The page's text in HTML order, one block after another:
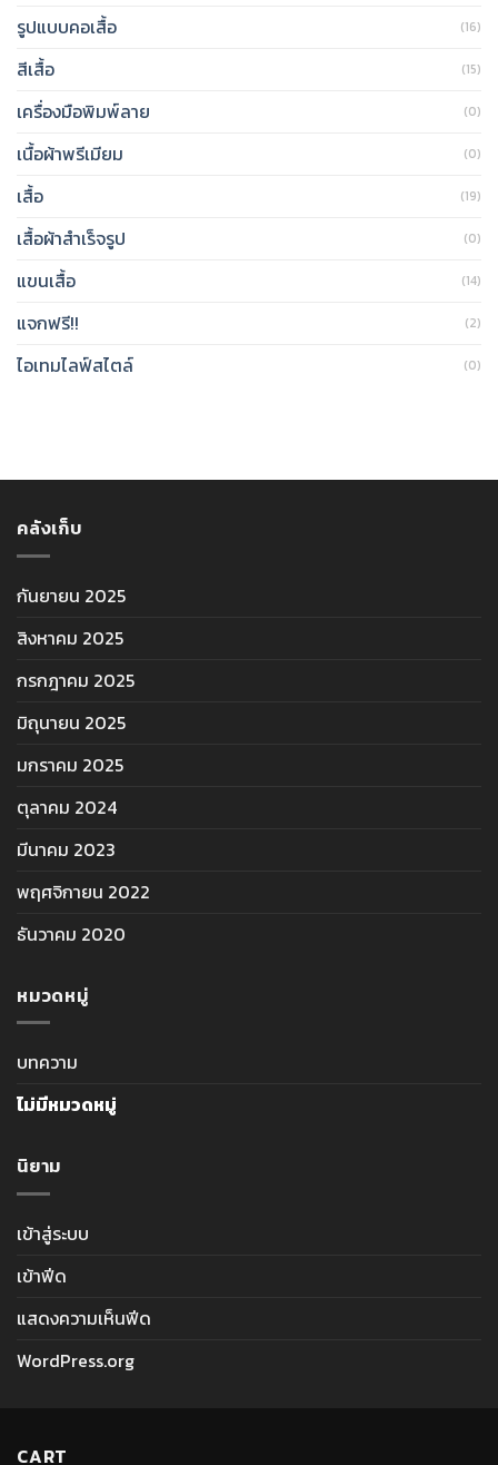
รูปแบบคอเสื้อ (16)
สีเสื้อ (15)
เครื่องมือพิมพ์ลาย (0)
เนื้อผ้าพรีเมียม (0)
เสื้อ (19)
เสื้อผ้าสำเร็จรูป (0)
แขนเสื้อ (14)
แจกฟรี!! (2)
ไอเทมไลฟ์สไตล์ (0)
คลังเก็บ
กันยายน 2025
สิงหาคม 2025
กรกฎาคม 2025
มิถุนายน 2025
มกราคม 2025
ตุลาคม 2024
มีนาคม 2023
พฤศจิกายน 2022
ธันวาคม 2020
หมวดหมู่
บทความ
ไม่มีหมวดหมู่
นิยาม
เข้าสู่ระบบ
เข้าฟีด
แสดงความเห็นฟีด
WordPress.org
CART